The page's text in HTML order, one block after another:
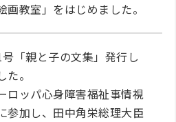
画教室」をはじめました。
「親と子の文集」発行し
た。
ロッパ心身障害福祉事情視
参加し、田中角栄総理大臣